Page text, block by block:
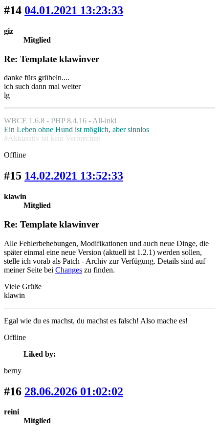
#14 04.01.2021 13:23:33
giz
Mitglied
Re: Template klawinver
danke fürs grübeln....
ich such dann mal weiter
lg
WBCE 1.6.8 - PHP 8.4.16 - All-inkl
Ein Leben ohne Hund ist möglich, aber sinnlos
#Akkusativ ist kein Verbrechen
Offline
#15 14.02.2021 13:52:33
klawin
Mitglied
Re: Template klawinver
Alle Fehlerbehebungen, Modifikationen und auch neue Dinge, die
später einmal eine neue Version (aktuell ist 1.2.1) werden sollen,
stelle ich vorab als Patch - Archiv zur Verfügung. Details sind auf
meiner Seite bei Changes zu finden.
Viele Grüße
klawin
Egal wie du es machst, du machst es falsch! Also mache es!
Offline
Liked by:
berny
#16 28.06.2026 01:02:02
reini
Mitglied